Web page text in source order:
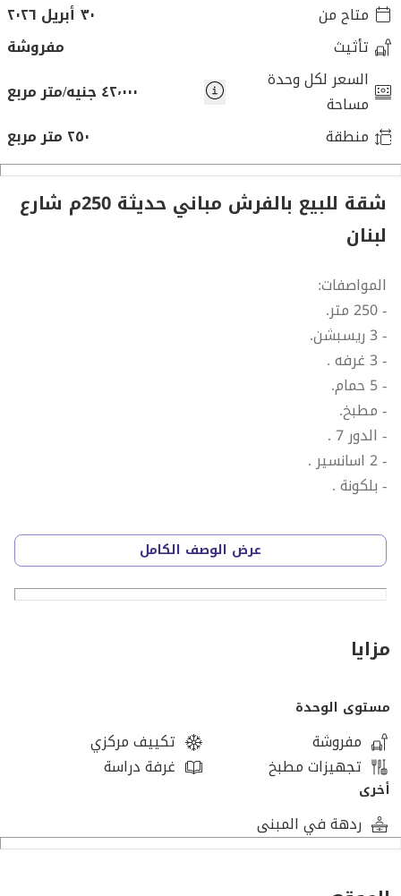
متاح من
٣٠ أبريل ٢٠٢٦
تأثيث
مفروشة
السعر لكل وحدة
مساحة
٤٢٬٠٠٠ جنيه/متر مربع
منطقة
٢٥٠ متر مربع
شقة للبيع بالفرش مباني حديثة 250م شارع
لبنان
المواصفات:
- 250 متر.
- 3 ريسبشن.
- 3 غرفه .
- 5 حمام.
- مطبخ.
- الدور 7 .
- 2 اسانسير .
- بلكونة .
المميزات:
- واجهة امامية .
- مباني 2015 .
- خطوات من شارع لبنان .
- خطوات من شارع شهاب .
- قابلة للتسجيل شهر عقاري .
- بجوار أرقى البراندات والمطاعم والكافيهات.
- تشطيب الترا سوبر لوكس.
- بواب .
- انترنت .
- عداد كهرباء كارت .
----------------------
عرض الوصف الكامل
مزايا
مستوى الوحدة
مفروشة
تكييف مركزي
تجهيزات مطبخ
غرفة دراسة
أخرى
ردهة في المبنى